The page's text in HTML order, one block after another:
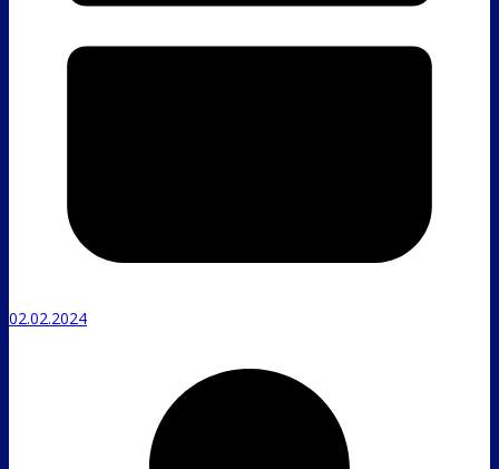
02.02.2024